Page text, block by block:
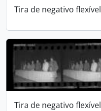
Tira de negativo flexível
Tira de negativo flexível